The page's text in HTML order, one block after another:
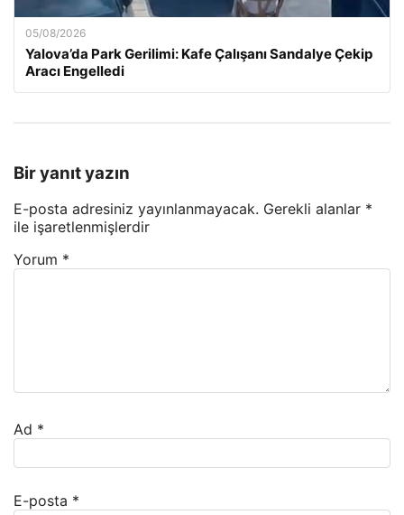
05/08/2026
Yalova’da Park Gerilimi: Kafe Çalışanı Sandalye Çekip
Aracı Engelledi
Bir yanıt yazın
E-posta adresiniz yayınlanmayacak. Gerekli alanlar *
ile işaretlenmişlerdir
Yorum *
Ad *
E-posta *